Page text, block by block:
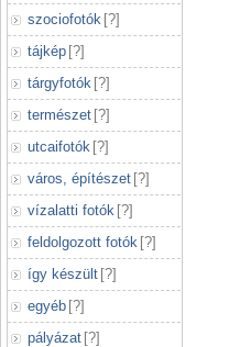
szociofotók [?]
tájkép [?]
tárgyfotók [?]
természet [?]
utcaifotók [?]
város, építészet [?]
vízalatti fotók [?]
feldolgozott fotók [?]
így készült [?]
egyéb [?]
pályázat [?]